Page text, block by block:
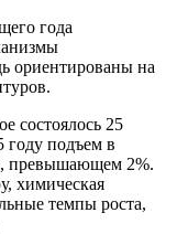
года
ориентированы на
состоялось 25
году подъем в
превышающем 2%.
химическая
темпы роста,